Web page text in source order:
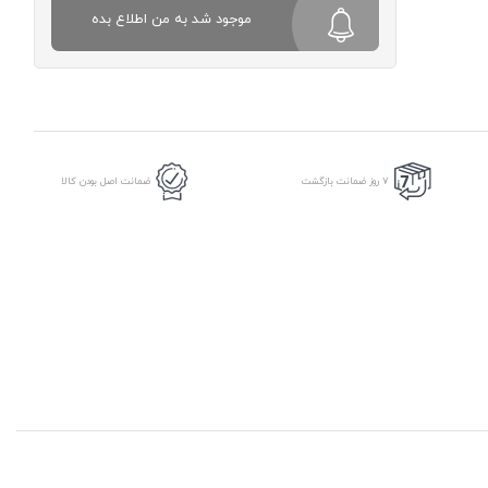
موجود شد به من اطلاع بده
7 روز ضمانت بازگشت ضمانت اصل بودن کالا